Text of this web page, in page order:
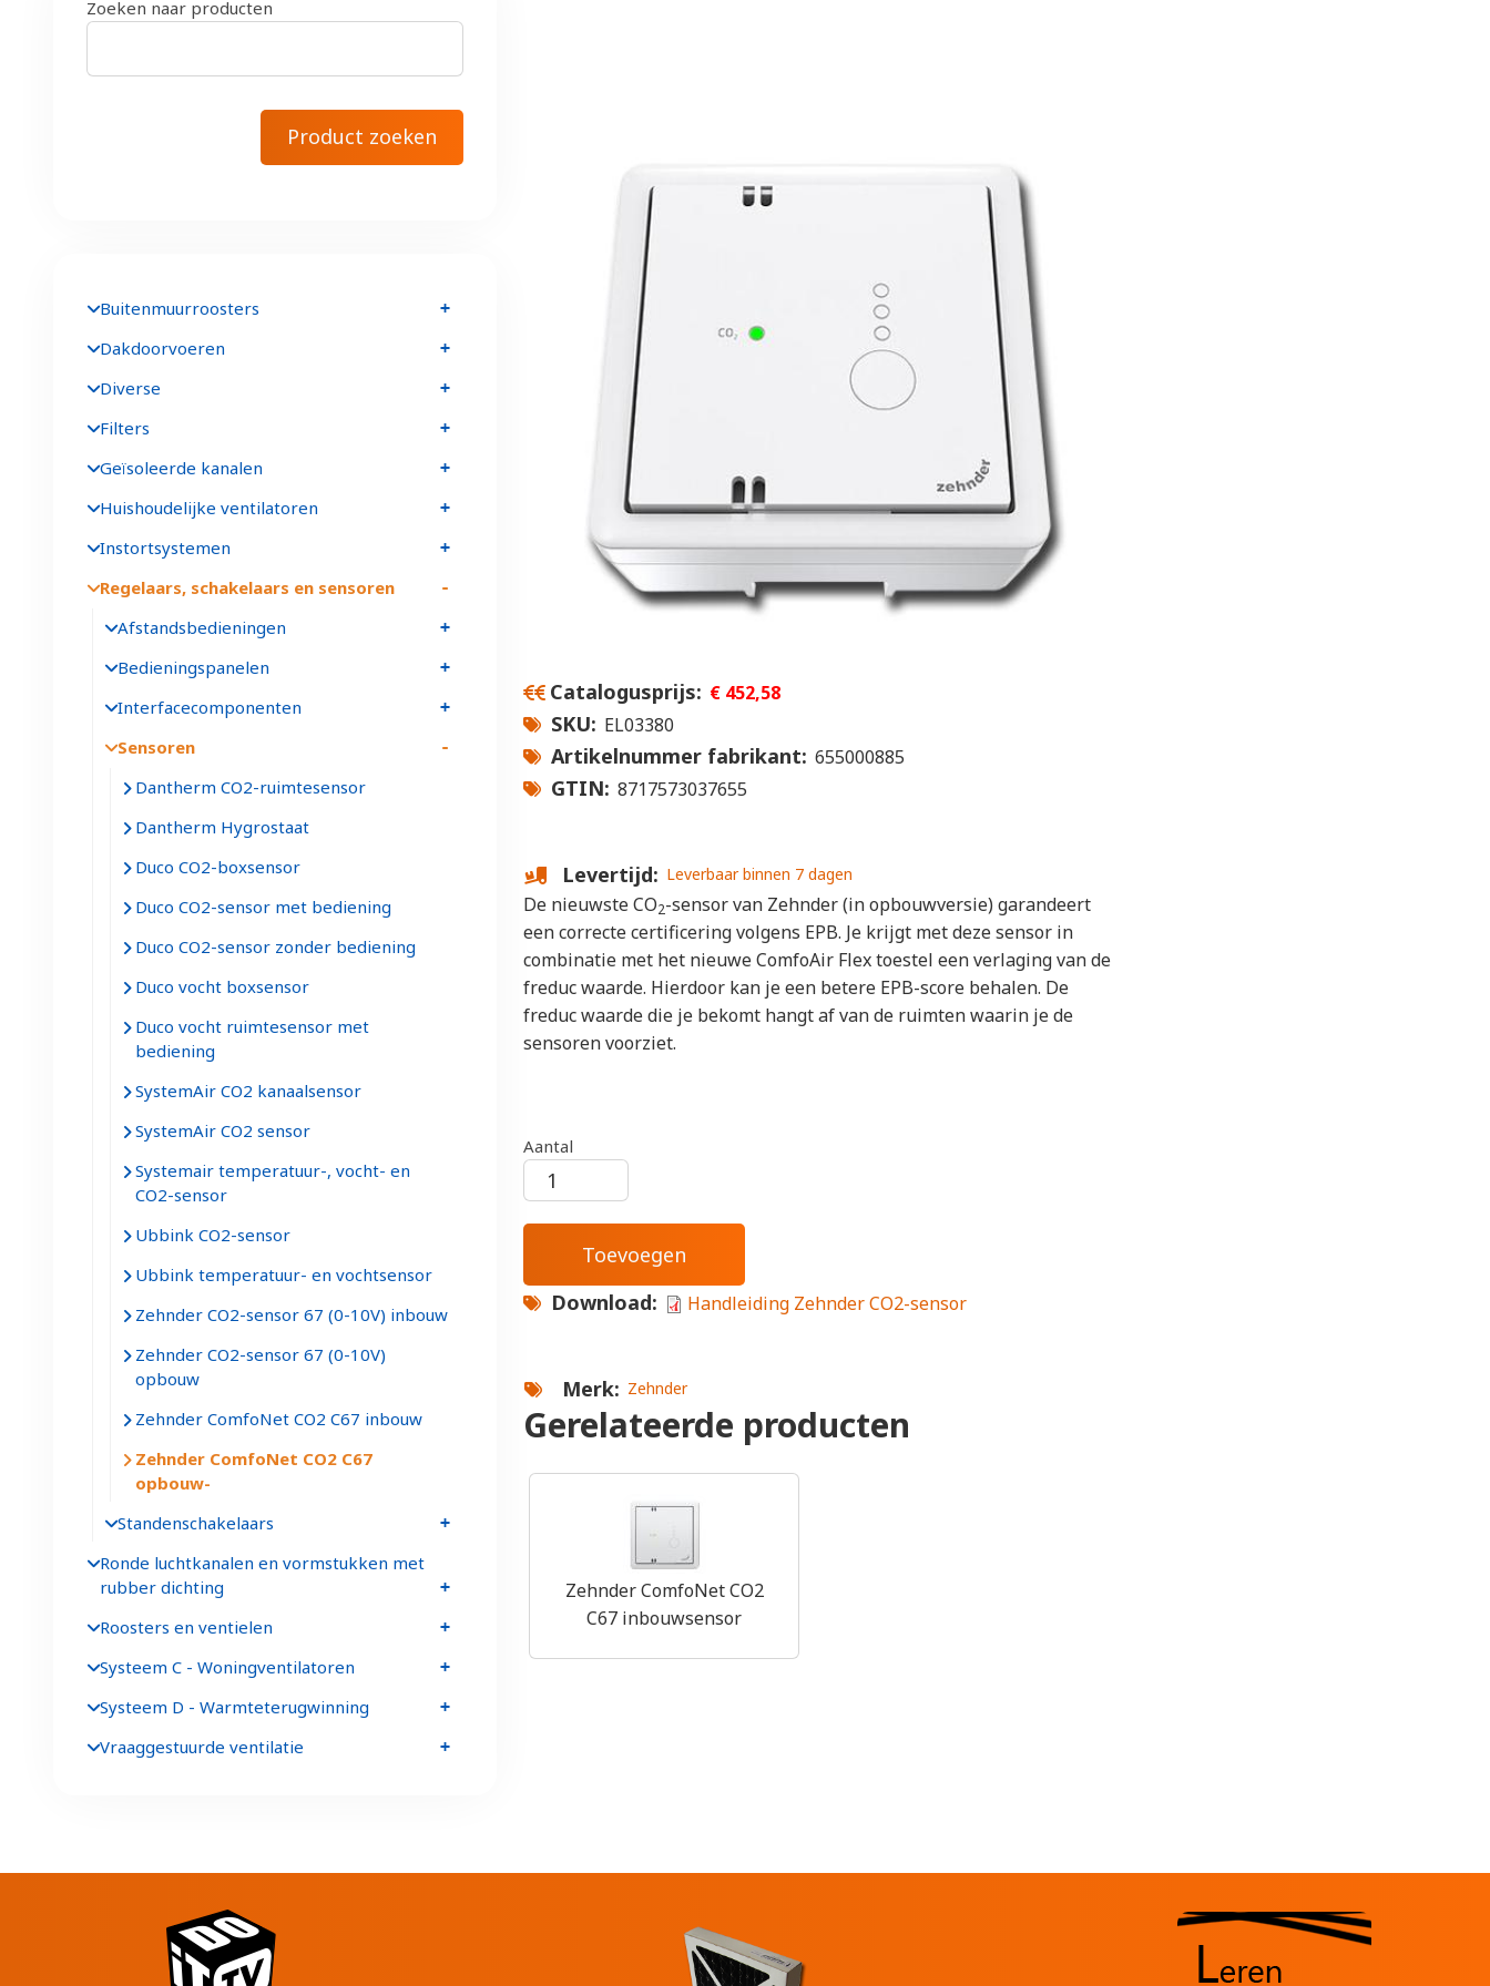
Catalogusprijs € 452,58
SKU EL03380
Artikelnummer fabrikant 655000885
GTIN 8717573037655
Levertijd Leverbaar binnen 7 dagen
De nieuwste CO2-sensor van Zehnder (in opbouwversie) garandeert
een correcte certificering volgens EPB. Je krijgt met deze sensor in
combinatie met het nieuwe ComfoAir Flex toestel een verlaging van de
freduc waarde. Hierdoor kan je een betere EPB-score behalen. De
freduc waarde die je bekomt hangt af van de ruimten waarin je de
sensoren voorziet.
Aantal
Download Handleiding Zehnder CO2-sensor
Merk Zehnder
Gerelateerde producten
Zehnder ComfoNet CO2
C67 inbouwsensor
Zoeken naar producten
Buitenmuurroosters
Dakdoorvoeren
Diverse
Filters
Geïsoleerde kanalen
Huishoudelijke ventilatoren
Instortsystemen
Regelaars, schakelaars en sensoren
Afstandsbedieningen
Bedieningspanelen
Interfacecomponenten
Sensoren
Dantherm CO2-ruimtesensor
Dantherm Hygrostaat
Duco CO2-boxsensor
Duco CO2-sensor met bediening
Duco CO2-sensor zonder bediening
Duco vocht boxsensor
Duco vocht ruimtesensor met
bediening
SystemAir CO2 kanaalsensor
SystemAir CO2 sensor
Systemair temperatuur-, vocht- en
CO2-sensor
Ubbink CO2-sensor
Ubbink temperatuur- en vochtsensor
Zehnder CO2-sensor 67 (0-10V) inbouw
Zehnder CO2-sensor 67 (0-10V)
opbouw
Zehnder ComfoNet CO2 C67 inbouw
Zehnder ComfoNet CO2 C67
opbouw
Standenschakelaars
Ronde luchtkanalen en vormstukken met
rubber dichting
Roosters en ventielen
Systeem C - Woningventilatoren
Systeem D - Warmteterugwinning
Vraaggestuurde ventilatie